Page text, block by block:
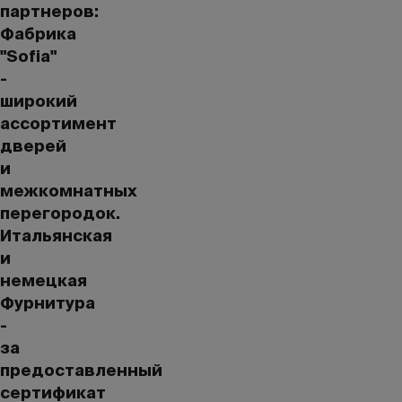
партнеров:
Фабрика
"Sofia"
-
широкий
ассортимент
дверей
и
межкомнатных
перегородок.
Итальянская
и
немецкая
Фурнитура
-
за
предоставленный
сертификат